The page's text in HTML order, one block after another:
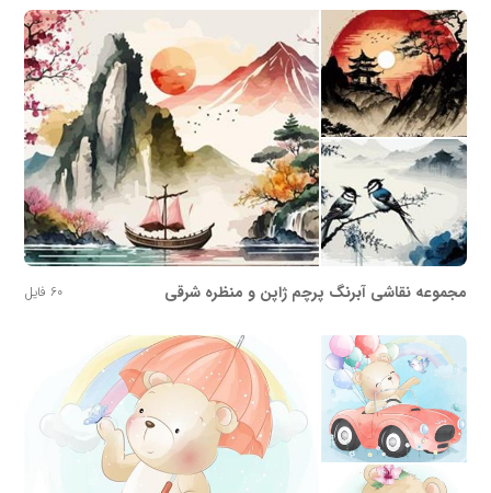
مجموعه نقاشی آبرنگ پرچم ژاپن و منظره شرقی 60 فایل